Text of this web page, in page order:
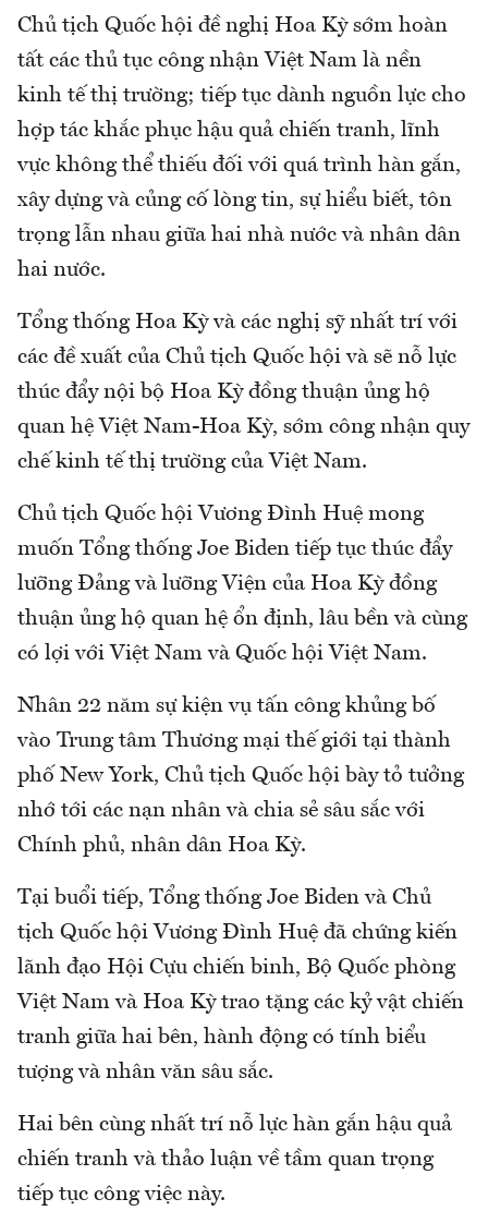
Chủ tịch Quốc hội đề nghị Hoa Kỳ sớm hoàn
tất các thủ tục công nhận Việt Nam là nền
kinh tế thị trường; tiếp tục dành nguồn lực cho
hợp tác khắc phục hậu quả chiến tranh, lĩnh
vực không thể thiếu đối với quá trình hàn gắn,
xây dựng và củng cố lòng tin, sự hiểu biết, tôn
trọng lẫn nhau giữa hai nhà nước và nhân dân
hai nước.
Tổng thống Hoa Kỳ và các nghị sỹ nhất trí với
các đề xuất của Chủ tịch Quốc hội và sẽ nỗ lực
thúc đẩy nội bộ Hoa Kỳ đồng thuận ủng hộ
quan hệ Việt Nam-Hoa Kỳ, sớm công nhận quy
chế kinh tế thị trường của Việt Nam.
Chủ tịch Quốc hội Vương Đình Huệ mong
muốn Tổng thống Joe Biden tiếp tục thúc đẩy
lưỡng Đảng và lưỡng Viện của Hoa Kỳ đồng
thuận ủng hộ quan hệ ổn định, lâu bền và cùng
có lợi với Việt Nam và Quốc hội Việt Nam.
Nhân 22 năm sự kiện vụ tấn công khủng bố
vào Trung tâm Thương mại thế giới tại thành
phố New York, Chủ tịch Quốc hội bày tỏ tưởng
nhớ tới các nạn nhân và chia sẻ sâu sắc với
Chính phủ, nhân dân Hoa Kỳ.
Tại buổi tiếp, Tổng thống Joe Biden và Chủ
tịch Quốc hội Vương Đình Huệ đã chứng kiến
lãnh đạo Hội Cựu chiến binh, Bộ Quốc phòng
Việt Nam và Hoa Kỳ trao tặng các kỷ vật chiến
tranh giữa hai bên, hành động có tính biểu
tượng và nhân văn sâu sắc.
Hai bên cùng nhất trí nỗ lực hàn gắn hậu quả
chiến tranh và thảo luận về tầm quan trọng
tiếp tục công việc này.